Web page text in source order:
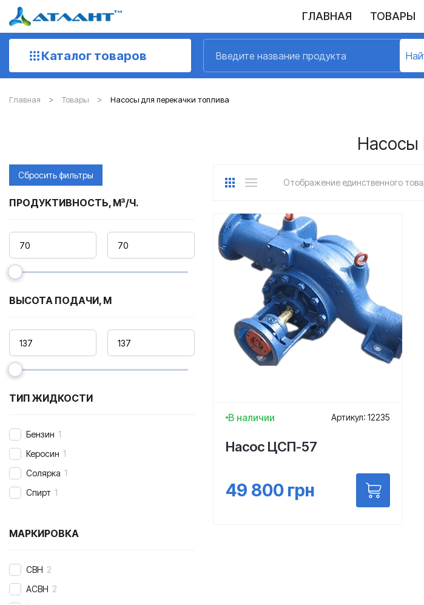
ГЛАВНАЯ ТОВАРЫ
Каталог товаров
Главная Товары Насосы для перекачки топлива
Отображение единственного
В наличии Артикул: 12235
Насос ЦСП-57
49 800 грн
Сбросить фильтры
ПРОДУКТИВНОСТЬ, М³/Ч.
ВЫСОТА ПОДАЧИ, М
ТИП ЖИДКОСТИ
Бензин 1
Керосин 1
Солярка 1
Спирт 1
МАРКИРОВКА
CВН 2
АСВН 2